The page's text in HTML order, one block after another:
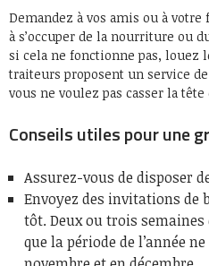
Demandez à vos amis ou à
à s’occuper de la nourriture ou
si cela ne fonctionne pas, louez
traiteurs proposent un service de
vous ne voulez pas casser la tête
Conseils utiles pour une
Assurez-vous de disposer
Envoyez des invitations de
tôt. Deux ou trois
que la période de l’année